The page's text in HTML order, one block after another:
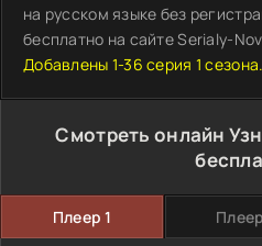
на русском языке без
бесплатно на сайте Serialy-
Добавлены 1-36 серия 1 сезона.
Смотреть онлайн
Плеер 1